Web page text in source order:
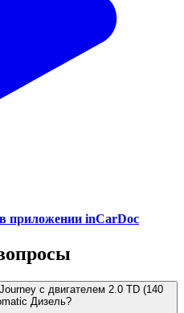
приложении inCarDoc
с двигателем 2.0 TD (140
Дизель?